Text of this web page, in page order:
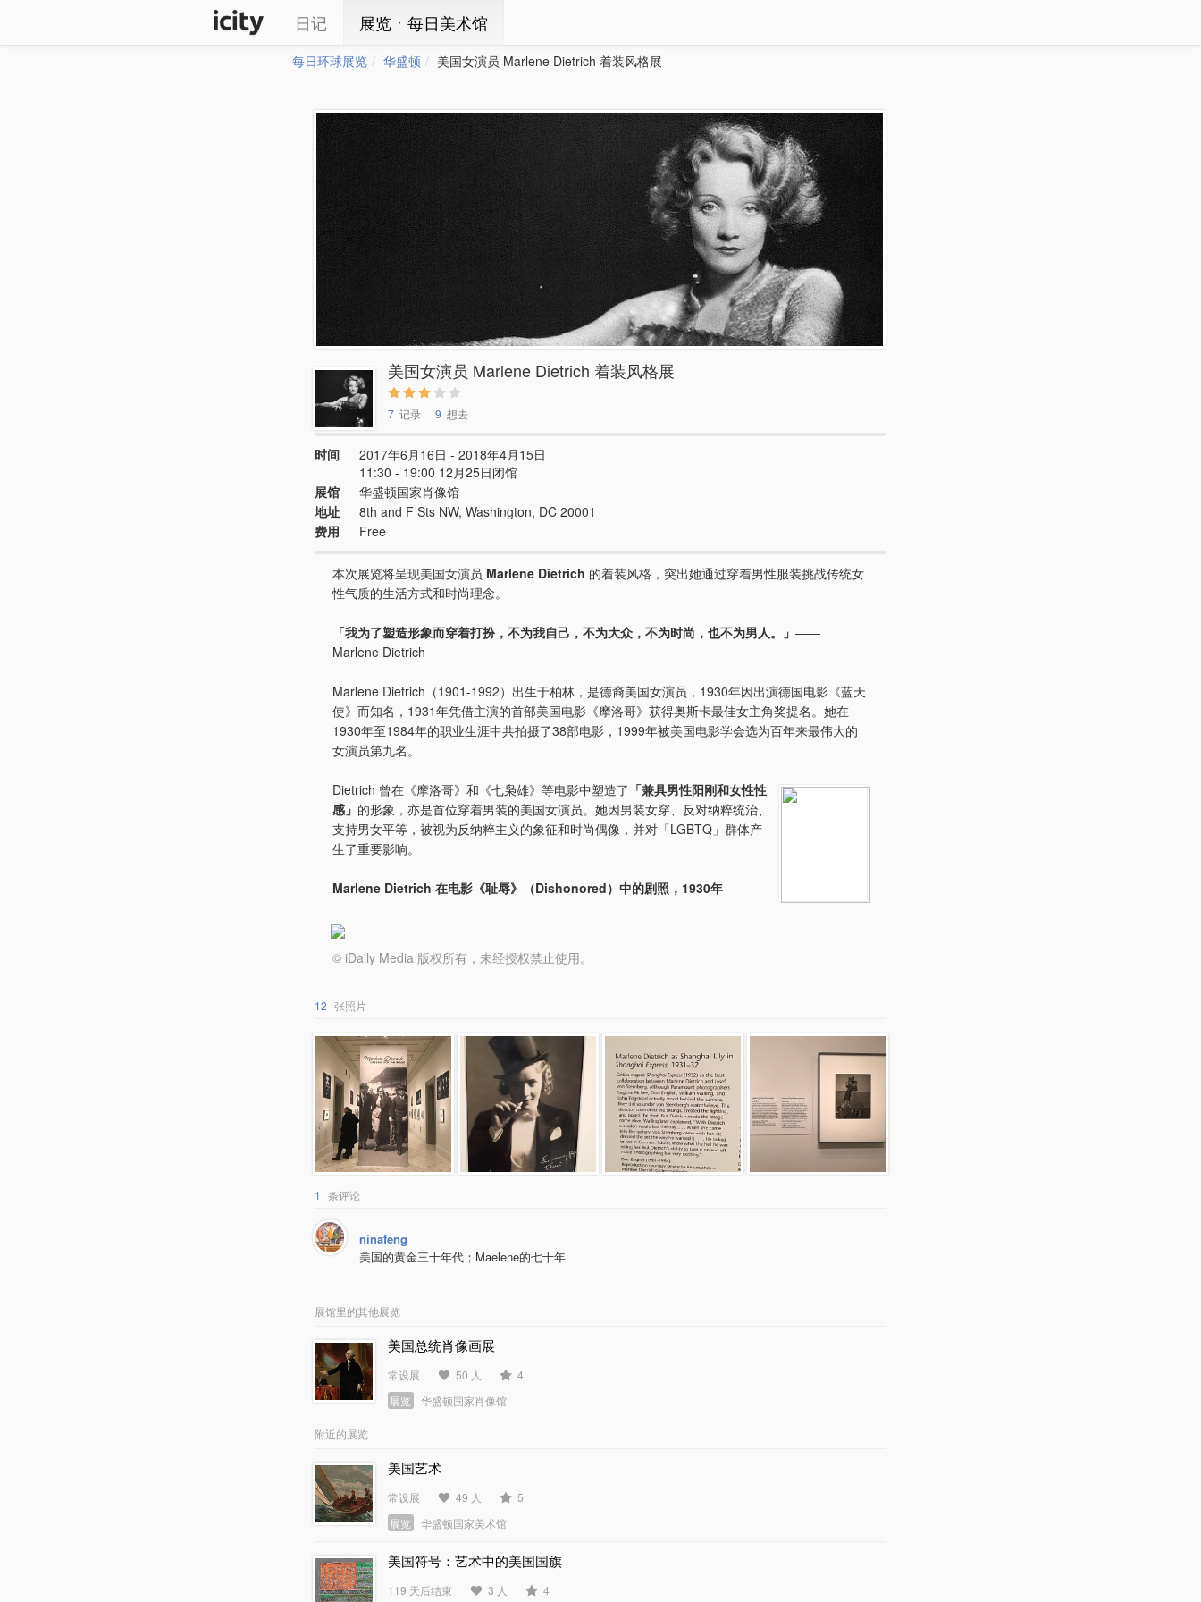
日记 展览ㆍ每日美术馆
每日环球展览 华盛顿 美国女演员 Marlene Dietrich 着装风格展
美国女演员 Marlene Dietrich 着装风格展
7 记录 9 想去
时间
2017年6月16日 - 2018年4月15日
11:30 - 19:00 12月25日闭馆
展馆
华盛顿国家肖像馆
地址
8th and F Sts NW, Washington, DC 20001
费用
Free
本次展览将呈现美国女演员 Marlene Dietrich 的着装风格，突出她通过穿着男性服装挑战传统女
性气质的生活方式和时尚理念。
「我为了塑造形象而穿着打扮，不为我自己，不为大众，不为时尚，也不为男人。」 ——
Marlene Dietrich
Marlene Dietrich（1901-1992）出生于柏林，是德裔美国女演员，1930年因出演德国电影《蓝天
使》而知名，1931年凭借主演的首部美国电影《摩洛哥》获得奥斯卡最佳女主角奖提名。她在
1930年至1984年的职业生涯中共拍摄了38部电影，1999年被美国电影学会选为百年来最伟大的
女演员第九名。
Dietrich 曾在《摩洛哥》和《七枭雄》等电影中塑造了 「兼具男性阳刚和女性性
感」 的形象，亦是首位穿着男装的美国女演员。她因男装女穿、反对纳粹统治、
支持男女平等，被视为反纳粹主义的象征和时尚偶像，并对「LGBTQ」群体产
生了重要影响。
Marlene Dietrich 在电影《耻辱》（Dishonored）中的剧照，1930年
© iDaily Media 版权所有，未经授权禁止使用。
12 张照片
1 条评论
ninafeng
美国的黄金三十年代；Maelene的七十年
展馆里的其他展览
美国总统肖像画展
常设展 50 人
4
展览
华盛顿国家肖像馆
附近的展览
美国艺术
常设展 49 人
5
展览
华盛顿国家美术馆
美国符号：艺术中的美国国旗
119 天后结束 3 人 4